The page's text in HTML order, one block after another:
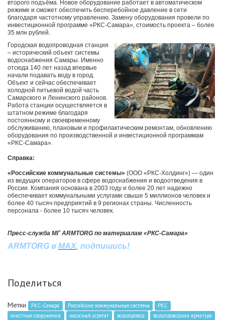
второго подъёма. Новое оборудование работает в автоматическом
режиме и сможет обеспечить бесперебойное давление в сети
благодаря частотному управлению. Замену оборудования провели по
инвестиционной программе «РКС-Самара», стоимость проекта – более
35 млн рублей.
Городская водопроводная станция
– исторический объект системы
водоснабжения Самары. Именно
отсюда 140 лет назад впервые
начали подавать воду в город.
Объект и сейчас обеспечивает
холодной питьевой водой часть
Самарского и Ленинского районов.
Работа станции осуществляется в
штатном режиме благодаря
постоянному и своевременному
обслуживанию, плановым и профилактическим ремонтам, обновлению
оборудования по производственной и инвестиционной программам
«РКС-Самара».
Справка:
«Российские коммунальные системы» (ООО «РКС-Холдинг») — один
из ведущих операторов в сфере водоснабжения и водоотведения в
России. Компания основана в 2003 году и более 20 лет надежно
обеспечивает коммунальными услугами свыше 5 миллионов человек и
более 40 тысяч предприятий в 9 регионах страны. Численность
персонала - более 10 тысяч человек.
Пресс-служба МГ ARMTORG по материалам «РКС-Самара»
ARMTORG в MAX, подпишись!
Поделиться
Метки РКС-Самара Российские коммунальные системы
РКС
очистные сооружения
насосный агрегат водопровод
водопроводная арматура